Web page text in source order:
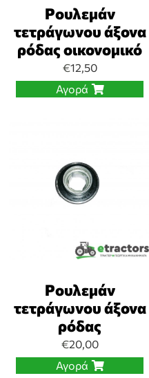
Ρουλεμάν
τετράγωνου άξονα
ρόδας οικονομικό
€12,50
Αγορά
Ρουλεμάν
τετράγωνου άξονα
ρόδας
€20,00
Αγορά